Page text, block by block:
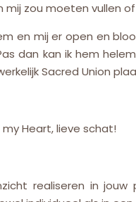
zou moeten vullen
en mij er open en
dan kan ik hem
Sacred Union
my Heart, lieve schat!
realiseren in